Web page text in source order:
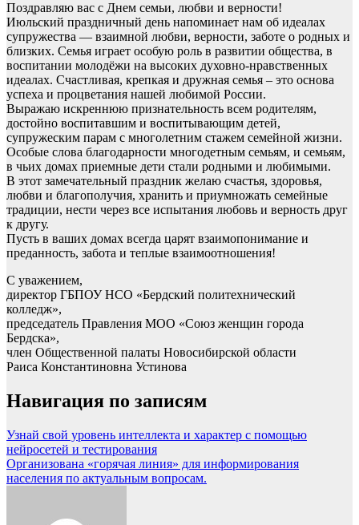
Поздравляю вас с Днем семьи, любви и верности!
Июльский праздничный день напоминает нам об идеалах
супружества — взаимной любви, верности, заботе о родных и
близких. Семья играет особую роль в развитии общества, в
воспитании молодёжи на высоких духовно-нравственных
идеалах. Счастливая, крепкая и дружная семья – это основа
успеха и процветания нашей любимой России.
Выражаю искреннюю признательность всем родителям,
достойно воспитавшим и воспитывающим детей,
супружеским парам с многолетним стажем семейной жизни.
Особые слова благодарности многодетным семьям, и семьям,
в чьих домах приемные дети стали родными и любимыми.
В этот замечательный праздник желаю счастья, здоровья,
любви и благополучия, хранить и приумножать семейные
традиции, нести через все испытания любовь и верность друг
к другу.
Пусть в ваших домах всегда царят взаимопонимание и
преданность, забота и теплые взаимоотношения!
С уважением,
директор ГБПОУ НСО «Бердский политехнический
колледж»,
председатель Правления МОО «Союз женщин города
Бердска»,
член Общественной палаты Новосибирской области
Раиса Константиновна Устинова
Навигация по записям
Узнай свой уровень интеллекта и характер c помощью
нейросетей и тестирования
Организована «горячая линия» для информирования
населения по актуальным вопросам.